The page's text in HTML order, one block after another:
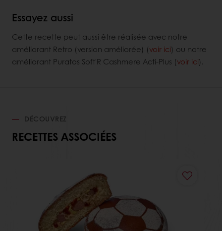
Essayez aussi
Cette recette peut aussi être réalisée avec notre
améliorant Retro (version améliorée) (voir ici) ou notre
améliorant Puratos Soft'R Cashmere Acti-Plus (voir ici).
DÉCOUVREZ
RECETTES ASSOCIÉES